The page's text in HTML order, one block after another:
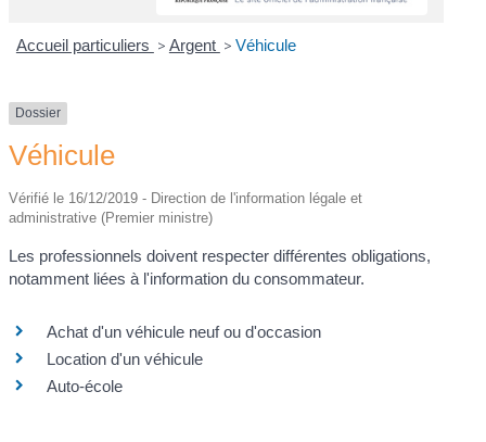
Accueil particuliers > Argent > Véhicule
Dossier
Véhicule
Vérifié le 16/12/2019 - Direction de l'information légale et
administrative (Premier ministre)
Les professionnels doivent respecter différentes obligations,
notamment liées à l'information du consommateur.
Achat d'un véhicule neuf ou d'occasion
Location d'un véhicule
Auto-école